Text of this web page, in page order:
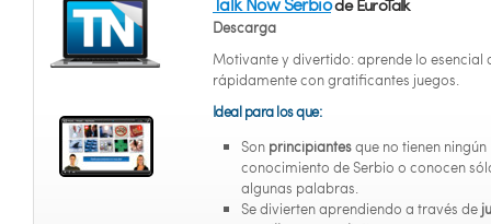
de EuroTalk
Descarga
Motivante y divertido: aprende lo esencial
rápidamente con gratificantes juegos.
Ideal para los que:
Son principiantesque no tienen ningún
conocimiento de Serbio o conocen
algunas palabras.
Se divierten aprendiendo a través de